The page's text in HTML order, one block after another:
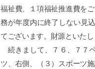
福祉費、１項福祉推進費を
務が年度内に終了しない見
てございます。財源といた
続きまして、７６、７７
ツ、右側、（３）スポーツ